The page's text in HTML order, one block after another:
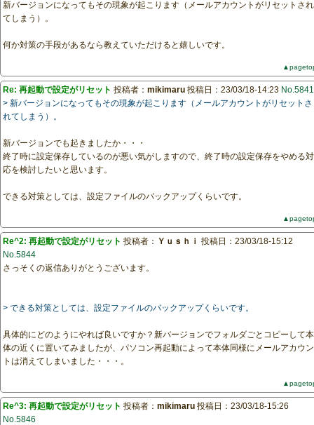
新バージョンになってもその現象が起こります（メールアカウントがリセットされ
てしまう）。
何か対策の手段があるなら教えていただけると嬉しいです。
Re: 再起動で設定がリセット 投稿者： mikimaru 投稿日：23/03/18-14:23 No.5841
> 新バージョンになってもその現象が起こります（メールアカウントがリセットさ
れてしまう）。
新バージョンでも起きましたか・・・
終了時に設定保存しているのが悪い気がしますので、終了時の設定保存をやめる対
応を検討したいと思います。
できる対策としては、設定ファイルのバックアップくらいです。
Re^2: 再起動で設定がリセット 投稿者： Ｙｕｓｈｉ 投稿日：23/03/18-15:12
No.5844
さっそくの返信ありがとうございます。
> できる対策としては、設定ファイルのバックアップくらいです。
具体的にどのようにやれば良いですか？新バージョンでフォルダごとコピーして本
体の近くに置いてみましたが、パソコン再起動によって本体同様にメールアカウン
トは消えてしまいました・・・。
Re^3: 再起動で設定がリセット 投稿者： mikimaru 投稿日：23/03/18-15:26
No.5846